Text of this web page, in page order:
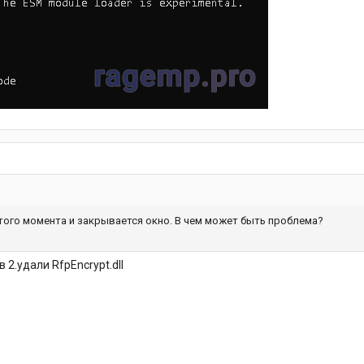
момента и закрывается окно. В чем может быть проблема?
RfpEncrypt.dll